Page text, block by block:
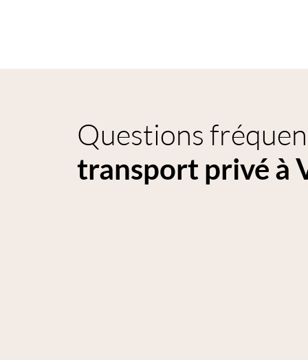
Questions
transport privé à